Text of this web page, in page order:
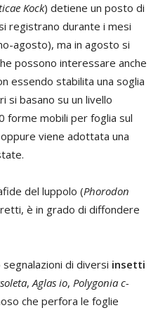
Kock) detiene un posto di
registrano durante i mesi
agosto), ma in agosto si
possono interessare anche
essendo stabilita una soglia
si basano su un livello
forme mobili per foglia sul
viene adottata una
del luppolo (Phorodon
è in grado di diffondere
di diversi insetti
,Aglas io, Polygonia c-
che perfora le foglie